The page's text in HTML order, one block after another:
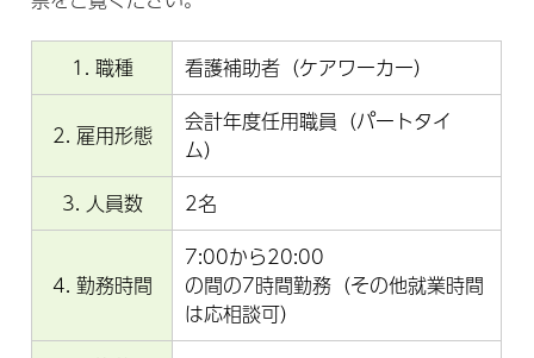
1. 職種 看護補助者（ケアワーカー）
2. 雇用形態
会計年度任用職員（パートタイ
ム）
3. 人員数
2名
4. 勤務時間
7:00から20:00
の間の7時間勤務（その他就業時間
は応相談可）